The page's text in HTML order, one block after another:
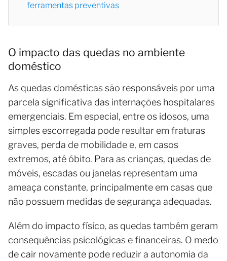
ferramentas preventivas
O impacto das quedas no ambiente
doméstico
As quedas domésticas são responsáveis por uma
parcela significativa das internações hospitalares
emergenciais. Em especial, entre os idosos, uma
simples escorregada pode resultar em fraturas
graves, perda de mobilidade e, em casos
extremos, até óbito. Para as crianças, quedas de
móveis, escadas ou janelas representam uma
ameaça constante, principalmente em casas que
não possuem medidas de segurança adequadas.
Além do impacto físico, as quedas também geram
consequências psicológicas e financeiras. O medo
de cair novamente pode reduzir a autonomia da